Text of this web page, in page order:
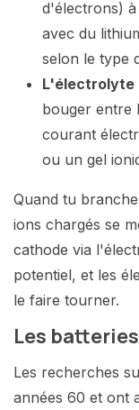
d'électrons) à
avec du
selon le type
L'électrolyte
bouger entre
courant
ou un gel
Quand tu
ions chargés se
cathode via
potentiel, et les
le faire tourner.
Les
Les recherches
années 60 et ont